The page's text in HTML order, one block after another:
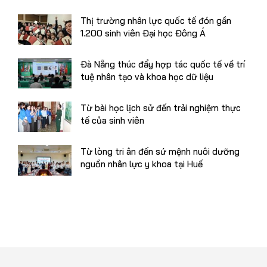
Thị trường nhân lực quốc tế đón gần
1.200 sinh viên Đại học Đông Á
Đà Nẵng thúc đẩy hợp tác quốc tế về trí
tuệ nhân tạo và khoa học dữ liệu
Từ bài học lịch sử đến trải nghiệm thực
tế của sinh viên
Từ lòng tri ân đến sứ mệnh nuôi dưỡng
nguồn nhân lực y khoa tại Huế